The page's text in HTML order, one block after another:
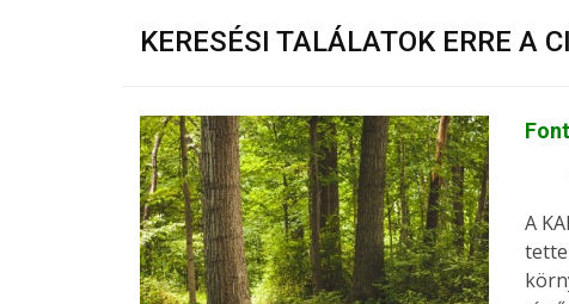
KERESÉSI TALÁLATOK ERRE A
A
tette